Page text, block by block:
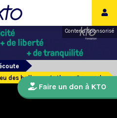
Contenu sponsorisé
des balles » : Anthony Grouard
Faire un don à KTO